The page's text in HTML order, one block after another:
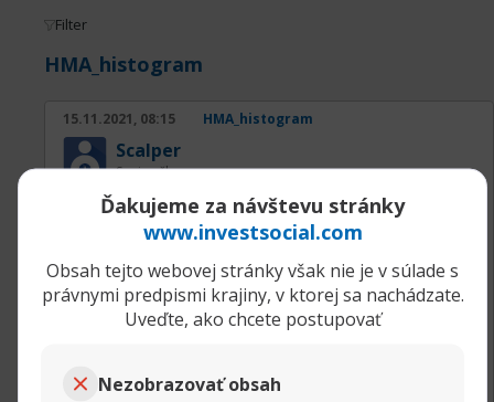
Ďakujeme za návštevu stránky
www.investsocial.com
Obsah tejto webovej stránky však nie je v súlade s
právnymi predpismi krajiny, v ktorej sa nachádzate.
Uveďte, ako chcete postupovať
Nezobrazovať obsah
Filter
HMA_histogram
15.11.2021, 08:15 HMA_histogram
Scalper
Senior člen
Indikátor HMA_histogram je verzia klasického
HMA indikátora od Alan Hulla vo forme
Vzorec
HMA(n) = WMA(2*WMA(n/2) – WMA(n)),
HMA_histogram je trendový indikátor v tvare